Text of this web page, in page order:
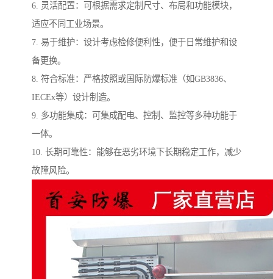
6. 灵活配置：可根据需求定制尺寸、布局和功能模块，
适应不同工业场景。
7. 易于维护：设计考虑检修便利性，便于日常维护和设
备更换。
8. 符合标准：严格按照或国际防爆标准（如GB3836、
IECEx等）设计制造。
9. 多功能集成：可集成配电、控制、监控等多种功能于
一体。
10. 长期可靠性：能够在恶劣环境下长期稳定工作，减少
故障风险。